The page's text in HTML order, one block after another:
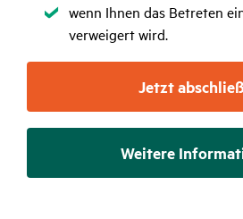
Zutreffend
wenn Ihnen das Betreten
verweigert wird.
Jetzt
Weitere